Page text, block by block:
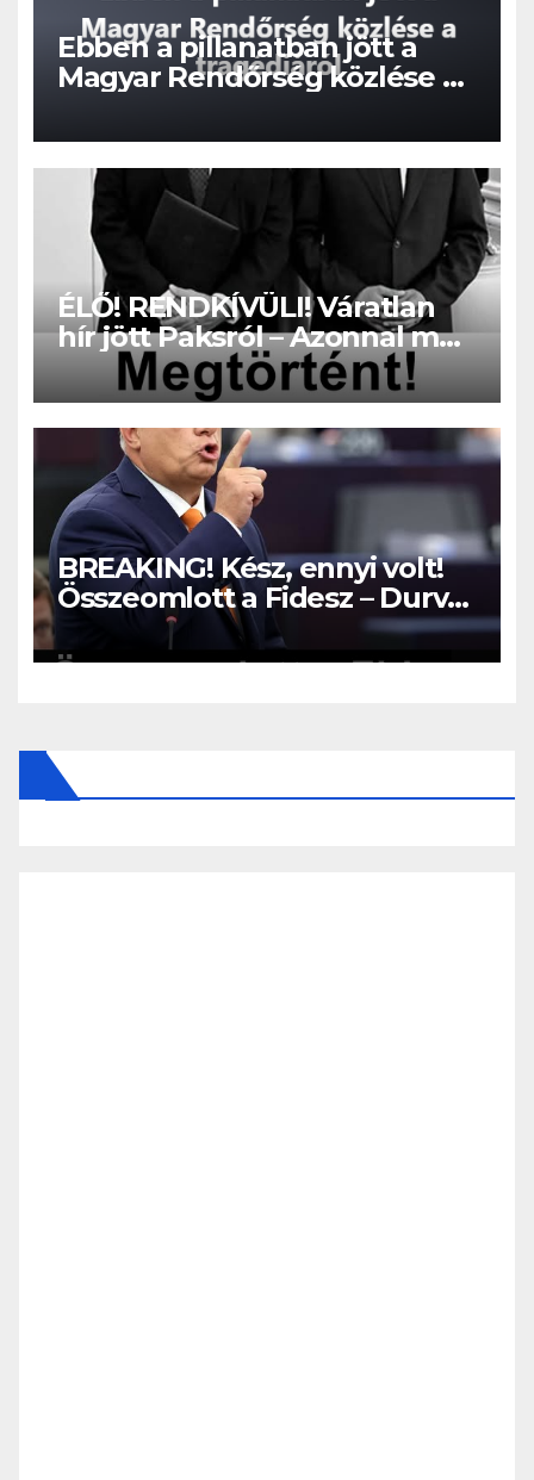
Ebben a pillanatban jött a
Magyar Rendőrség közlése a
ÉLŐ! RENDKÍVÜLI! Váratlan
hír jött Paksról – Azonnal meg
kellett tenni!
BREAKING! Kész, ennyi volt!
Összeomlott a Fidesz – Durva,
ami most történik! –
MUTATJUK: